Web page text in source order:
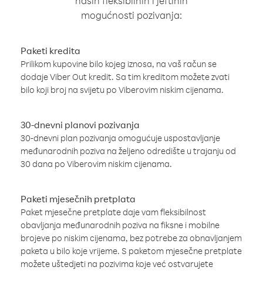
mogućnosti pozivanja:
Paketi kredita
Prilikom kupovine bilo kojeg iznosa, na vaš račun se
dodaje Viber Out kredit. Sa tim kreditom možete zvati
bilo koji broj na svijetu po Viberovim niskim cijenama.
30-dnevni planovi pozivanja
30-dnevni plan pozivanja omogućuje uspostavljanje
međunarodnih poziva na željeno odredište u trajanju od
30 dana po Viberovim niskim cijenama.
Paketi mjesečnih pretplata
Paket mjesečne pretplate daje vam fleksibilnost
obavljanja međunarodnih poziva na fiksne i mobilne
brojeve po niskim cijenama, bez potrebe za obnavljanjem
paketa u bilo koje vrijeme. S paketom mjesečne pretplate
možete uštedjeti na pozivima koje već ostvarujete